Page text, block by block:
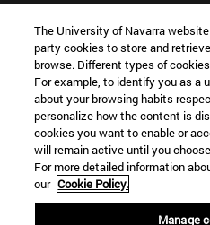
Información
TFNO +34 948 42 56 00
¿QUÉ GRADO TE INTERESA?
¿QUÉ MÁSTER TE INTERESA?
© Universidad de Navarra
Información legal
Accesibilidad
Configuración de
The University of Navarra
party cookies to store and
browse. Different types of
For example, to identify you as a
about your browsing habits
personalize how the content is
cookies you want to enable or
will remain active until you
For more detailed information
our Cookie Policy.
Manage